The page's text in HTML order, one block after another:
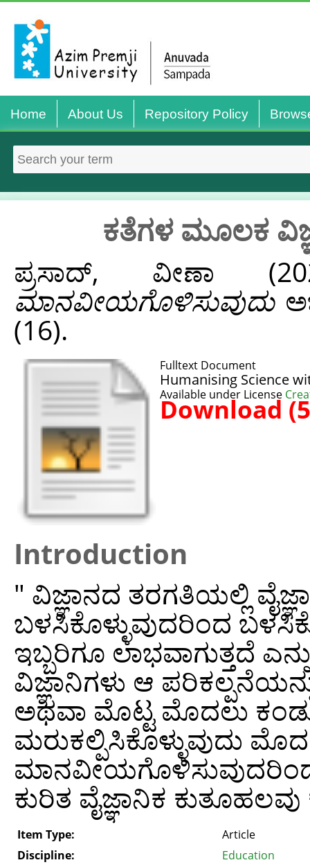
Home About Us Repository Policy
ಕತೆಗಳ ಮೂಲಕ
ಪ್ರಸಾದ್, ವೀಣಾ
ಮಾನವೀಯಗೊಳಿಸುವುದು
(16).
Fulltext Document
Humanising Science
Available under License
Download
Introduction
" ವಿಜ್ಞಾನದ ತರಗತಿಯಲ್ಲಿ
ಬಳಸಿಕೊಳ್ಳುವುದರಿಂದ
ಇಬ್ಬರಿಗೂ ಲಾಭವಾಗುತ್ತದೆ
ವಿಜ್ಞಾನಿಗಳು ಆ
ಅಥವಾ ಮೊಟ್ಟ ಮೊದಲು
ಮರುಕಲ್ಪಿಸಿಕೊಳ್ಳುವುದು
ಮಾನವೀಯಗೊಳಿಸುವುದರಿಂದ
ಕುರಿತ ವೈಜ್ಞಾನಿಕ
Item Type:
Article
Discipline:
Education